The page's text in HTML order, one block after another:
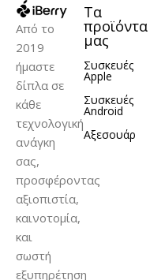
Από το
2019
ήμαστε
δίπλα σε
κάθε
τεχνολογική
ανάγκη
σας,
προσφέροντας
αξιοπιστία,
καινοτομία,
και
σωστή
εξυπηρέτηση
Τα
προϊόντα
μας
Συσκευές
Apple
Συσκευές
Android
Αξεσουάρ